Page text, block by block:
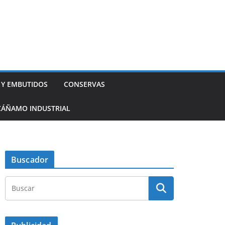
EMBUTIDOS CONSERVAS
INDUSTRIAL
Buscador